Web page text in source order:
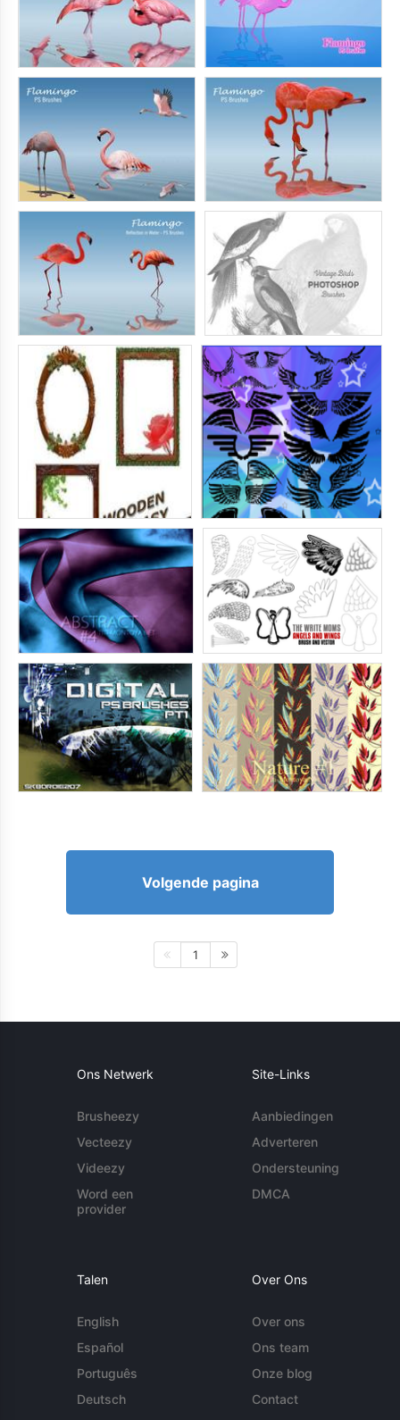
Volgende pagina
1
Ons Netwerk
Brusheezy
Vecteezy
Videezy
Word een
provider
Site-Links
Aanbiedingen
Adverteren
Ondersteuning
DMCA
Talen
English
Español
Português
Deutsch
Over Ons
Over ons
Ons team
Onze blog
Contact